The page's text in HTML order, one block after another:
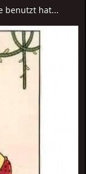
benutzt hat...